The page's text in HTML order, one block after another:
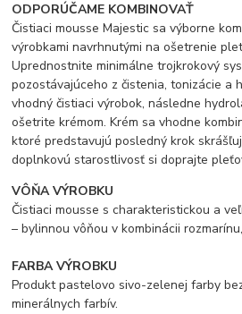
ODPORÚČAME KOMBINOVAŤ
Čistiaci mousse Majestic sa výborne
výrobkami navrhnutými na ošetrenie
Uprednostnite minimálne trojkrokový
pozostávajúceho z čistenia, tonizácie a
vhodný čistiaci výrobok, následne
ošetrite krémom. Krém sa vhodne
ktoré predstavujú posledný krok
doplnkovú starostlivosť si doprajte
VÔŇA VÝROBKU
Čistiaci mousse s charakteristickou a
– bylinnou vôňou v kombinácii
FARBA VÝROBKU
Produkt pastelovo sivo-zelenej farby
minerálnych farbív.